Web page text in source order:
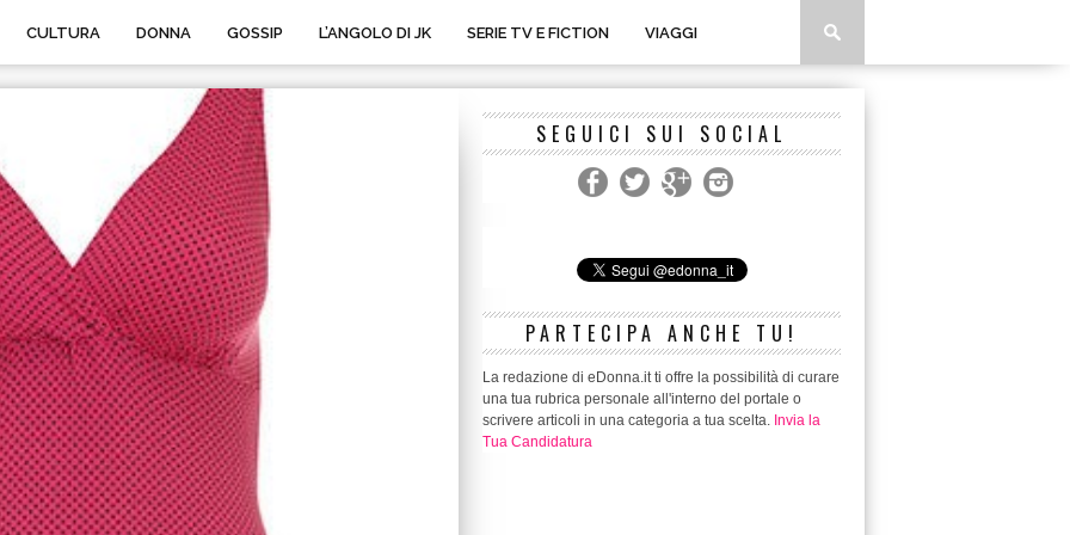
CULTURA DONNA GOSSIP L’ANGOLO DI JK SERIE TV E FICTION VIAGGI
SEGUICI SUI SOCIAL
PARTECIPA ANCHE TU!
La redazione di eDonna.it ti offre la possibilità di curare
una tua rubrica personale all'interno del portale o
scrivere articoli in una categoria a tua scelta. Invia la
Tua Candidatura